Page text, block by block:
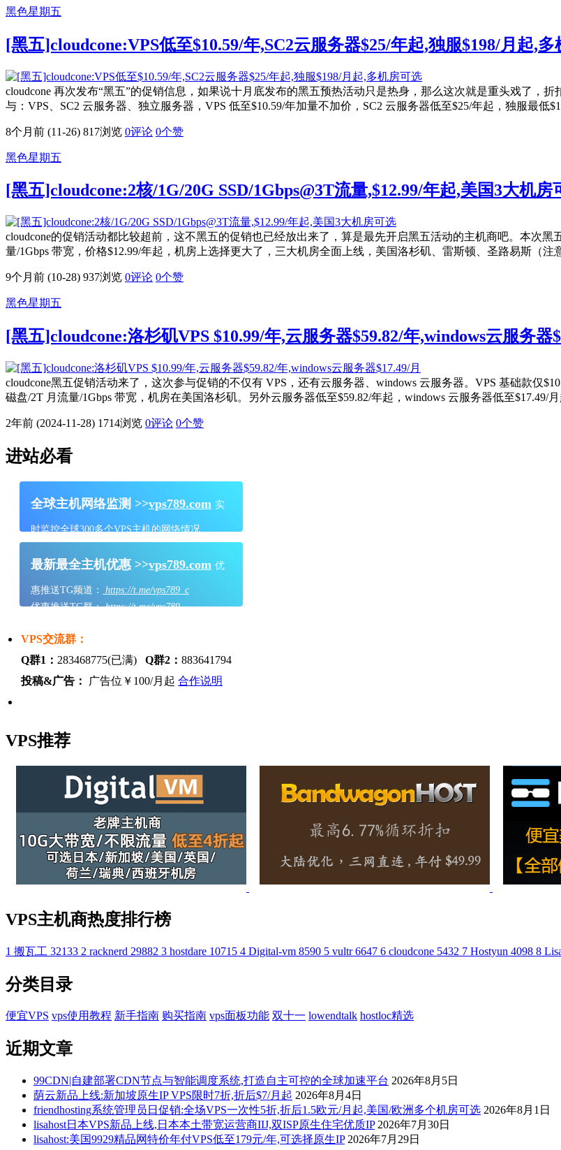
黑色星期五
[黑五]cloudcone:VPS低至$10.59/年,SC2云服务器$25/年起,独服$198/月起,
cloudcone 再次发布“黑五”的促销信息，如果说十月底发布的黑五预热活动只是热身，那么这次就是重头戏了，
与：VPS、SC2 云服务器、独立服务器，VPS 低至$10.59/年加量不加价，SC2 云服务器低至$25/年起，独服最
8个月前 (11-26) 817浏览 0评论 0个赞
黑色星期五
[黑五]cloudcone:2核/1G/20G SSD/1Gbps@3T流量,$12.99/年起,美国3大机房
cloudcone的促销活动都比较超前，这不黑五的促销也已经放出来了，算是最先开启黑五活动的主机商吧。本次黑
量/1Gbps 带宽，价格$12.99/年起，机房上选择更大了，三大机房全面上线，美国洛杉矶、雷斯顿、圣路易斯（
9个月前 (10-28) 937浏览 0评论 0个赞
黑色星期五
[黑五]cloudcone:洛杉矶VPS $10.99/年,云服务器$59.82/年,windows云服务器
cloudcone黑五促销活动来了，这次参与促销的不仅有 VPS，还有云服务器、windows 云服务器。VPS 基础款仅
磁盘/2T 月流量/1Gbps 带宽，机房在美国洛杉矶。另外云服务器低至$59.82/年起，windows 云服务器低至$17.49/
2年前 (2024-11-28) 1714浏览 0评论 0个赞
进站必看
全球主机网络监测 >>vps789.com 实
时监控全球300多个VPS主机的网络情况
最新最全主机优惠 >>vps789.com 优
惠推送TG频道：
https://t.me/vps789_c
优惠推送TG群：https://t.me/vps789
VPS交流群：
Q群1： 283468775(已满) Q群2： 883641794
投稿&广告：
广告位￥100/月起 合作说明
VPS推荐
VPS主机商热度排行榜
1 搬瓦工 32133 2 racknerd 29882 3 hostdare 10715 4 Digital-vm 8590 5 vultr 6647 6 cloudcone 5432 7 Hostyun 4098 8
分类目录
便宜VPS vps使用教程 新手指南 购买指南 vps面板功能 双十一 lowendtalk hostloc精选
近期文章
99CDN|自建部署CDN节点与智能调度系统,打造自主可控的全球加速平台 2026年8月5日
荫云新品上线:新加坡原生IP VPS限时7折,折后$7/月起 2026年8月4日
friendhosting系统管理员日促销:全场VPS一次性5折,折后1.5欧元/月起,美国/欧洲多个机房可选 2026年8月1日
lisahost日本VPS新品上线,日本本土带宽运营商IIJ,双ISP原生住宅优质IP 2026年7月30日
lisahost:美国9929精品网特价年付VPS低至179元/年,可选择原生IP 2026年7月29日